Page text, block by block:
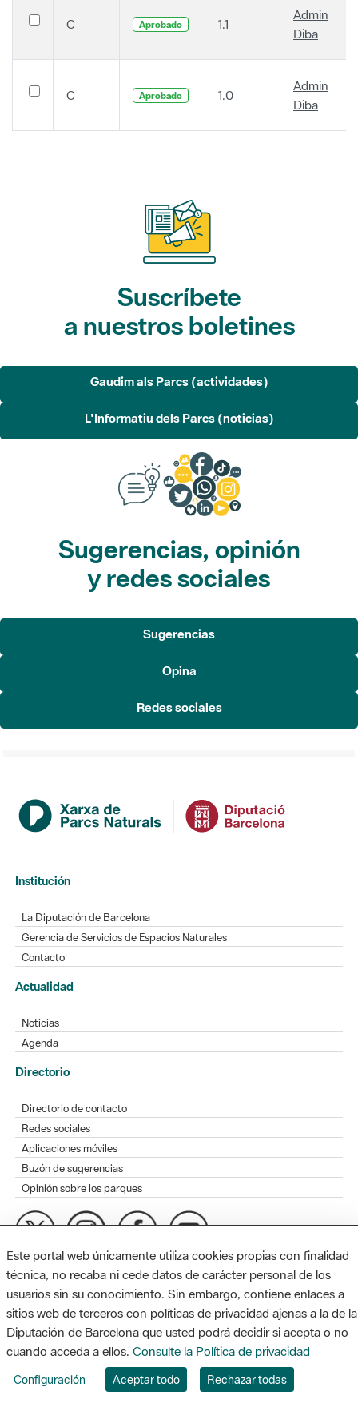
C Aprobado 1.1
Admin
Diba
C Aprobado 1.0
Admin
Diba
Suscríbete
a nuestros boletines
Gaudim als Parcs (actividades)
L'Informatiu dels Parcs (noticias)
Sugerencias, opinión
y redes sociales
Sugerencias
Opina
Redes sociales
Institución
La Diputación de Barcelona
Gerencia de Servicios de Espacios Naturales
Contacto
Actualidad
Noticias
Agenda
Directorio
Directorio de contacto
Redes sociales
Aplicaciones móviles
Buzón de sugerencias
Opinión sobre los parques
MAPA WEB
Diputación de Barcelona. Edifici Llacuna, 1a planta. Badajoz, 49.
08005 Barcelona. Tel. 934 022 428 / xarxaparcs@diba.cat
Este portal web únicamente utiliza cookies propias con finalidad
técnica, no recaba ni cede datos de carácter personal de los
usuarios sin su conocimiento. Sin embargo, contiene enlaces a
sitios web de terceros con políticas de privacidad ajenas a la de la
Diputación de Barcelona que usted podrá decidir si acepta o no
cuando acceda a ellos. Consulte la Política de privacidad
Configuración Aceptar todo Rechazar todas